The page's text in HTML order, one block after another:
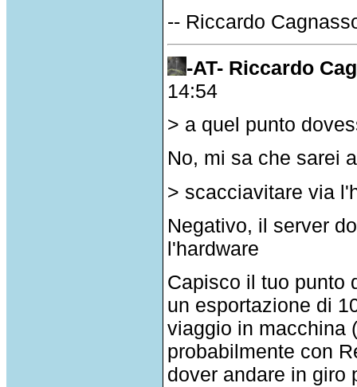
-- Riccardo
-AT- Riccardo
14:54
> a quel punto
No, mi sa che sarei
> scacciavitare via
Negativo, il server
l'hardware
Capisco il tuo punto
un esportazione di
viaggio in macchina
probabilmente con
dover andare in giro